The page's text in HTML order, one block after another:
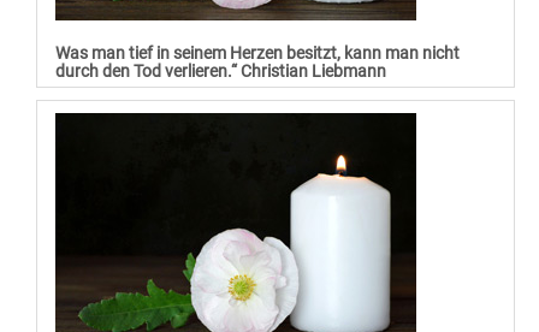
Was man tief in seinem Herzen besitzt, kann man nicht
durch den Tod verlieren.“ Christian Liebmann